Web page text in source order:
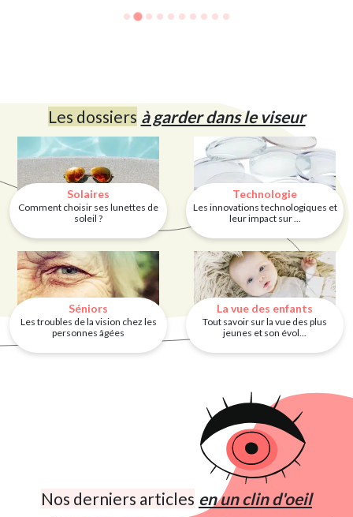
Les dossiers à garder dans le viseur
Solaires
Comment choisir ses lunettes de
soleil ?
Technologie
Les innovations technologiques et
leur impact sur ...
Séniors
Les troubles de la vision chez les
personnes âgées
La vue des enfants
Tout savoir sur la vue des plus
jeunes et son évol...
Nos derniers articles en un clin d'oeil